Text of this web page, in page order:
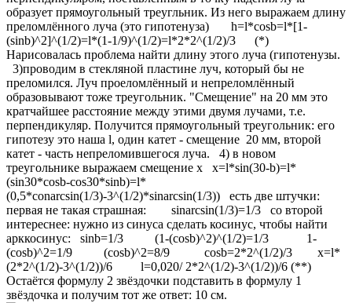
образует прямоугольный треугльник. Из него выражаем длину
преломлённого луча (это гипотенуза) h=l*cosb=l*[1-
(sinb)^2]^(1/2)=l*(1-1/9)^(1/2)=l*2*2^(1/2)/3 (*)
Нарисовалась проблема найти длину этого луча (гипотенузы.
3)проводим в стекляной пластине луч, который бы не
преломился. Луч проеломлённый и непреломлённый
образовывают тоже треугольник. "Смещение" на 20 мм это
кратчайшее расстояние между этими двумя лучами, т.е.
перпендикуляр. Получится прямоугольный треугольник: его
гипотезу это наша l, один катет - смещение 20 мм, второй
катет - часть непреломившегося луча. 4) в новом
треугольнике выражаем смещение х x=l*sin(30-b)=l*
(sin30*cosb-cos30*sinb)=l*
(0,5*conarcsin(1/3)-3^(1/2)*sinarcsin(1/3)) есть две штучки:
первая не такая страшная: sinarcsin(1/3)=1/3 со второй
интереснее: нужно из синуса сделать косинус, чтобы найти
арккосинус: sinb=1/3 (1-(cosb)^2)^(1/2)=1/3 1-
(cosb)^2=1/9 (cosb)^2=8/9 cosb=2*2^(1/2)/3 x=l*
(2*2^(1/2)-3^(1/2))/6 l=0,020/ 2*2^(1/2)-3^(1/2))/6 (**)
Остаётся формулу 2 звёздочки подставить в формулу 1
звёздочка и получим тот же ответ: 10 см.